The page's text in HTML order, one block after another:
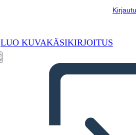
LUO KUVAKÄSIKIRJOITUS